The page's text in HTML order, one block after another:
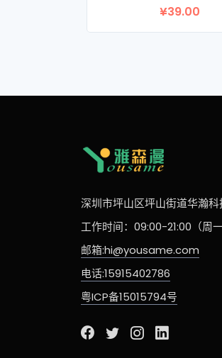
¥39.00
深圳市坪山区坪山街道华瀚
工作时间：09:00-21:00（周一
邮箱:hi@yousame.com
电话:15915402786
粤ICP备15015794号